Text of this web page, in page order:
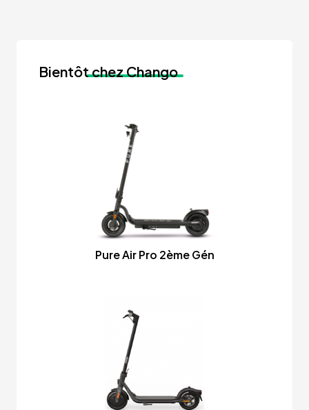
Bientôtchez Chango
Pure Air Pro 2ème Gén